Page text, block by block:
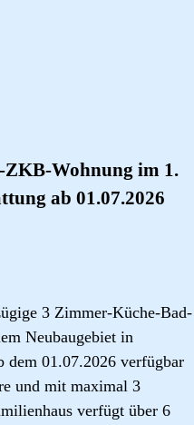
Wohnung im 1.
ab 01.07.2026
3 Zimmer-Küche-Bad-
Neubaugebiet in
dem 01.07.2026 verfügbar
und mit maximal 3
verfügt über 6